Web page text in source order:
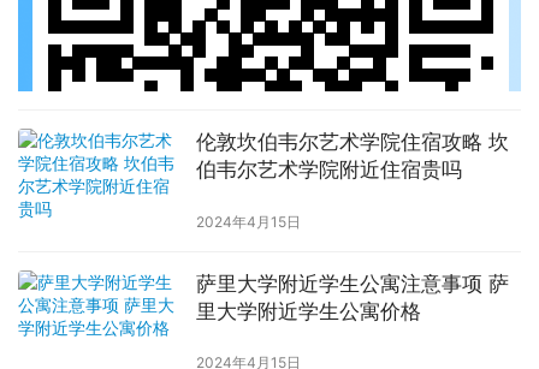
伦敦坎伯韦尔艺术学院住宿攻略 坎
伯韦尔艺术学院附近住宿贵吗
2024年4月15日
萨里大学附近学生公寓注意事项 萨
里大学附近学生公寓价格
2024年4月15日